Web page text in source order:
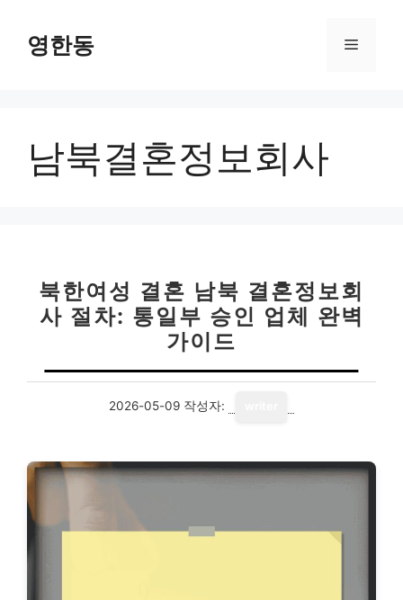
영한동 메
남북결혼정보회사
북한여성 결혼 남북 결혼정보회
사 절차: 통일부 승인 업체 완벽
가이드
2026-05-09 작성자: